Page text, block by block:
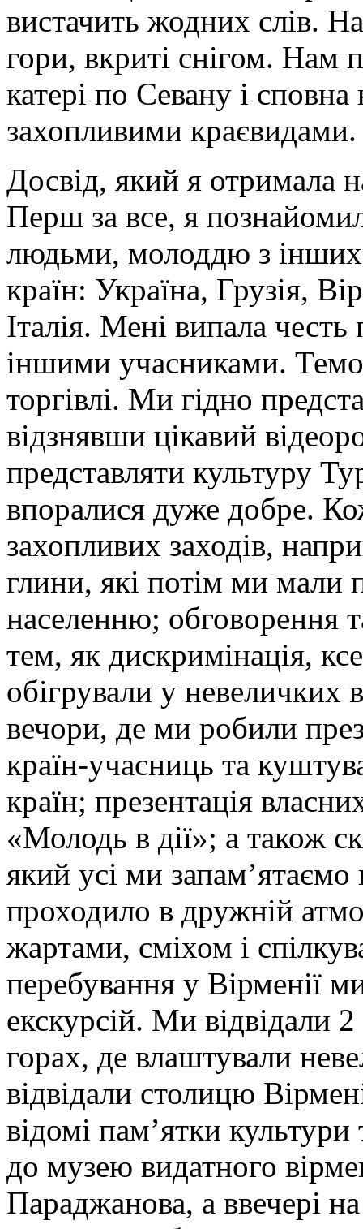
вистачить жодних слів.
гори, вкриті снігом. Нам
катері по Севану і
захопливими краєвидами.
Досвід, який я отримала
Перш за все, я
людьми, молоддю з інших
країн: Україна, Грузія,
Італія. Мені випала
іншими учасниками.
торгівлі. Ми гідно
відзнявши цікавий
представляти культуру
впоралися дуже добре.
захопливих заходів,
глини, які потім ми мали
населенню; обговорення
тем, як дискримінація,
обігрували у невеличких
вечори, де ми робили
країн-учасниць та
країн; презентація
«Молодь в дії»; а також
який усі ми запам’ятаємо
проходило в дружній
жартами, сміхом і
перебування у Вірменії
екскурсій. Ми відвідали
горах, де влаштували
відвідали столицю
відомі пам’ятки
до музею видатного
Параджанова, а ввечері